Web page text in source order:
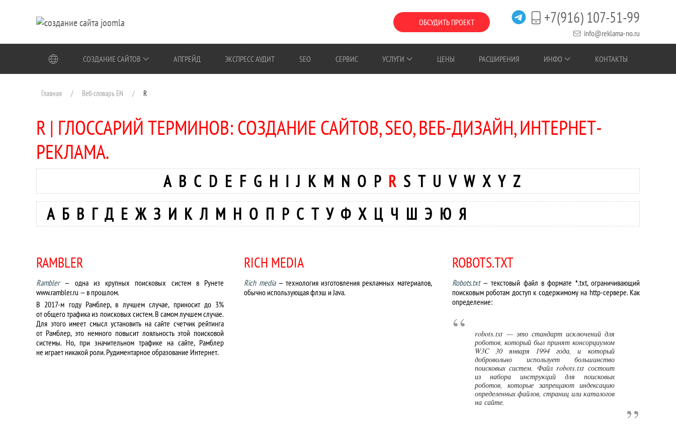
Перейти к содержимому ОБСУДИТЬ ПРОЕКТ +7(916) 107-51-99
info@reklama-no.ru
СОЗДАНИЕ САЙТОВ АПГРЕЙД ЭКСПРЕСС АУДИТ SEO СЕРВИС УСЛУГИ ЦЕНЫ РАСШИРЕНИЯ ИНФО КОНТАКТЫ
Главная Веб-словарь EN R
R | ГЛОССАРИЙ ТЕРМИНОВ: СОЗДАНИЕ САЙТОВ, SEO, ВЕБ-ДИЗАЙН, ИНТЕРНЕТ-
РЕКЛАМА.
A B C D E F G H I J K M N O P R S T U V W X Y Z
А Б В Г Д Е Ж З И К Л М Н О П Р С Т У Ф Х Ц Ч Ш Э Ю Я
RAMBLER
Rambler— одна из крупных поисковых систем в Рунете
www.rambler.ru — в прошлом.
В 2017-м году Рамблер, в лучшем случае, приносит до 3%
от общего трафика из поисковых систем. В самом лучшем случае.
Для этого имеет смысл установить на сайте счетчик рейтинга
от Рамблер, это немного повысит лояльность этой поисковой
системы. Но, при значительном трафике на сайте, Рамблер
не играет никакой роли. Рудиментарное образование Интернет.
RICH MEDIA
Rich media— технология изготовления рекламных материалов,
обычно использующая флэш и Java.
ROBOTS.TXT
Robots.txt— текстовый файл в формате *.txt, ограничивающий
поисковым роботам доступ к содержимому на http-сервере. Как
определение:
robots.txt — это стандарт исключений для
роботов, который был принят консорциумом
W3C 30 января 1994 года, и который
добровольно использует большинство
поисковых систем. Файл robots.txt состоит
из набора инструкций для поисковых
роботов, которые запрещают индексацию
определенных файлов, страниц или каталогов
на сайте.